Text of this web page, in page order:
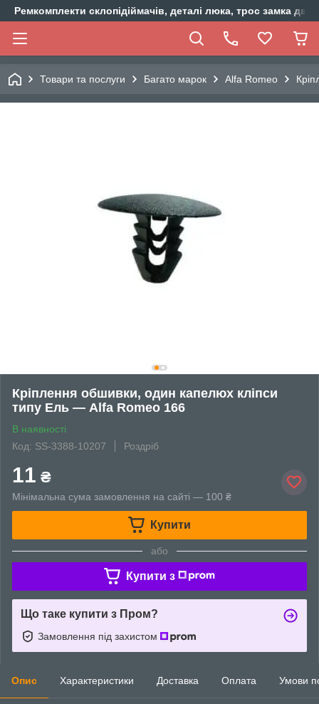
Ремкомплекти склопідіймачів, деталі люка, трос замка
Товари та послуги Багато марок Alfa Romeo
Кріплення обшивки, один капелюх кліпси
типу Ель — Alfa Romeo 166
В наявності
Код: SS-3388-10207
Роздріб
11 ₴
Мінімальна сума замовлення на сайті — 100 ₴
Купити
або
Купити з
Що таке купити з Пром?
Замовлення під захистом
Опис Характеристики Доставка Оплата Умови